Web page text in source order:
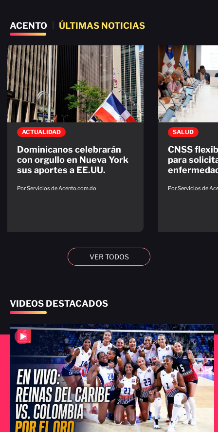
ACENTO ÚLTIMAS NOTICIAS
ACTUALIDAD
Dominicanos celebrarán
con orgullo en Nueva York
sus aportes a EE.UU.
Por Servicios de Acento.com.do
SALUD
CNSS
para
Por Servicios de
VER TODOS
VIDEOS DESTACADOS